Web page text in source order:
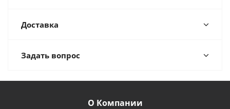
Доставка
Задать вопрос
О Компании